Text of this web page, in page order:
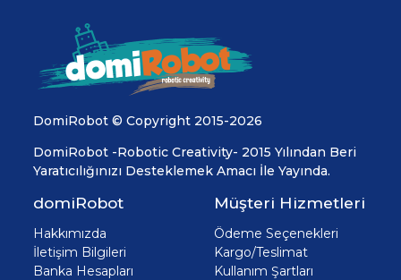
DomiRobot © Copyright 2015-2026
DomiRobot -Robotic Creativity- 2015 Yılından Beri
Yaratıcılığınızı Desteklemek Amacı İle Yayında.
domiRobot
Hakkımızda
İletişim Bilgileri
Banka Hesapları
Müşteri Hizmetleri
Ödeme Seçenekleri
Kargo/Teslimat
Kullanım Şartları